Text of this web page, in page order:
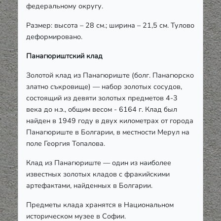
федеральному округу.
Размер: высота – 28 см.; ширина – 21,5 см. Тулово
деформировано.
Панагюриштский клад
Золотой клад из Панагюриште (болг. Панагюрско
златно съкровище) — набор золотых сосудов,
состоящий из девяти золотых предметов 4-3
века до н.э., общим весом - 6164 г. Клад был
найден в 1949 году в двух километрах от города
Панагюриште в Болгарии, в местности Мерул на
поле Георгия Топалова.
Клад из Панагюриште — один из наиболее
известных золотых кладов с фракийскими
артефактами, найденных в Болгарии.
Предметы клада хранятся в Национальном
историческом музее в Софии.